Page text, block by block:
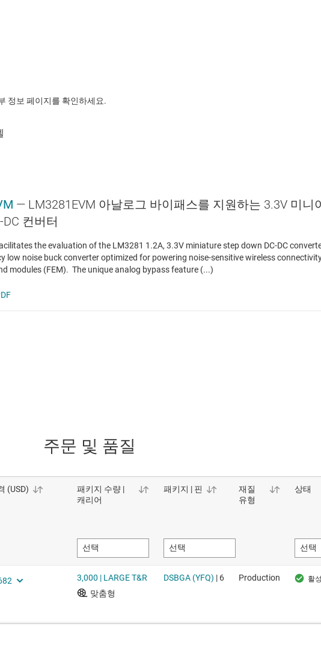
정보 페이지를 확인하세요.
— LM3281EVM 아날로그 바이패스를 지원하는 3.3V 미니
컨버터
the evaluation of the LM3281 1.2A, 3.3V miniature step down DC-DC
low noise buck converter optimized for powering noise-sensitive wireless
modules (FEM). The unique analog bypass feature (...)
주문 및 품질